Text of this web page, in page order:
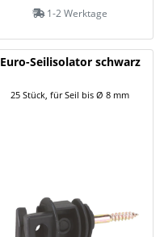
1-2 Werktage
Euro-Seilisolator schwarz
25 Stück, für Seil bis Ø 8 mm